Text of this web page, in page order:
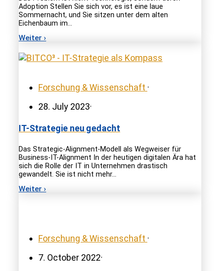
Adoption Stellen Sie sich vor, es ist eine laue
Sommernacht, und Sie sitzen unter dem alten
Eichenbaum im…
Weiter ›
Forschung & Wissenschaft ·
28. July 2023·
IT-Strategie neu gedacht
Das Strategic-Alignment-Modell als Wegweiser für
Business-IT-Alignment In der heutigen digitalen Ära hat
sich die Rolle der IT in Unternehmen drastisch
gewandelt. Sie ist nicht mehr…
Weiter ›
Forschung & Wissenschaft ·
7. October 2022·